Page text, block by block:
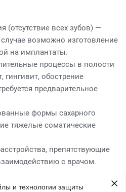
(отсутствие всех зубов) —
возможно изготовление
на имплантаты.
процессы в полости
гингивит, обострение
предварительное
формы сахарного
тяжелые соматические
препятствующие
с врачом.
реакции на компоненты
заменой материала на
и технологии защиты